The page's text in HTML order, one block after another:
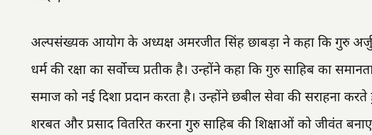
अल्पसंख्यक आयोग के अध्यक्ष अमरजीत सिंह छाबड़ा ने कहा कि गुरु
धर्म की रक्षा का सर्वोच्च प्रतीक है। उन्होंने कहा कि गुरु साहिब का
समाज को नई दिशा प्रदान करता है। उन्होंने छबील सेवा की सराहना
शरबत और प्रसाद वितरित करना गुरु साहिब की शिक्षाओं को जीवंत